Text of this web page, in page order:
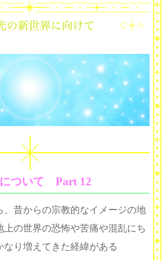
ついて Part 12
昔からの宗教的なイメージの地
の世界の恐怖や苦痛や混乱にち
なり増えてきた経緯がある